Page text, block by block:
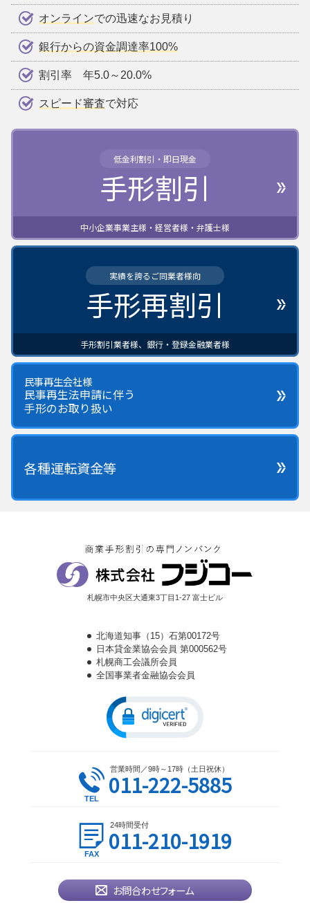
オンラインでの迅速なお見積り
銀行からの資金調達率100%
割引率 年5.0～20.0%
スピード審査で対応
低金利割引・即日現金
手形割引
中小企業事業主様・経営者様・弁護士様
実績を誇るご同業者様向
手形再割引
手形割引業者様、銀行・登録金融業者様
民事再生会社様
民事再生法申請に伴う
手形のお取り扱い
各種運転資金等
札幌市中央区大通東3丁目1-27 富士ビル
北海道知事（15）石第00172号
日本貸金業協会会員 第000562号
札幌商工会議所会員
全国事業者金融協会会員
営業時間／9時～17時（土日祝休）
011-222-5885
24時間受付
011-210-1919
お問合わせフォーム